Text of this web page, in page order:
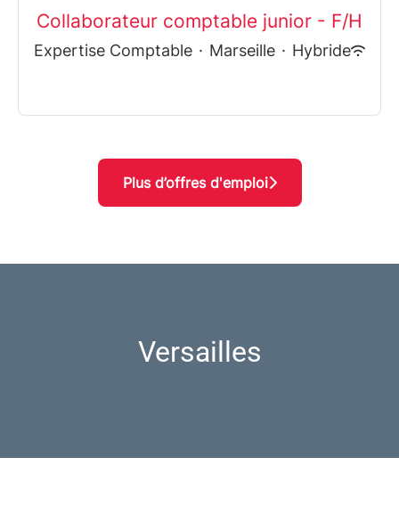
Collaborateur comptable junior - F/H
Expertise Comptable · Marseille · Hybride
Plus d’offres d'emploi
Versailles